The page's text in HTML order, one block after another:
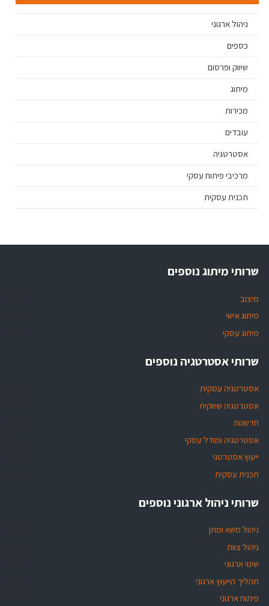
ניהול ארגוני
כספים
שיווק ופרסום
מיתוג
מכירות
עובדים
אסטרטגיה
מרכיבי פיתוח עסקי
תכנית עסקית
שרותי מיתוג נוספים
מיצוב
מיתוג אישי
מיתוג עסקי
שרותי אסטרטגיה נוספים
אסטרטגיה עסקית
אסטרטגיה שיווקית
חדשנות
אסטרטגיה ומודל עסקי
ייעוץ אסטרטגי
תכנית עסקית
שרותי ניהול ארגוני נוספים
ניהול משא ומתן
ניהול צוות
שינוי ארגוני
תהליך הייעוץ ארגוני
פיתוח ארגוני